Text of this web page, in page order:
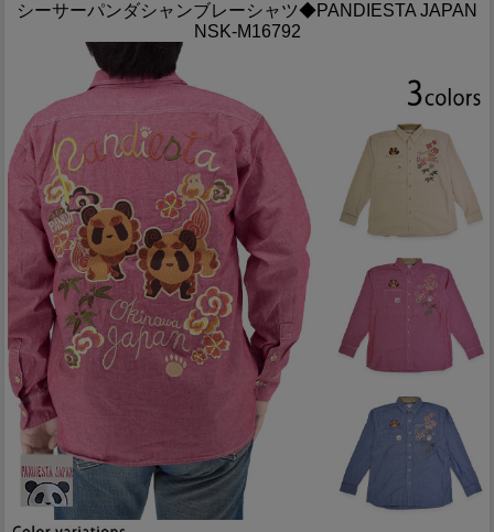
シーサーパンダシャンブレーシャツ◆PANDIESTA JAPAN
NSK-M16792